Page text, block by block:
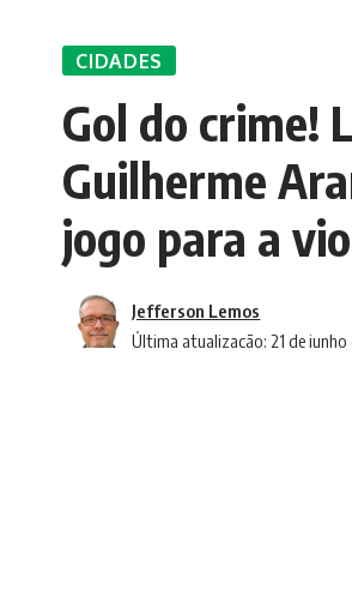
CIDADES
Gol do crime!
Guilherme
jogo para a
Última atualização: 21 de junho
Jefferson Lemos